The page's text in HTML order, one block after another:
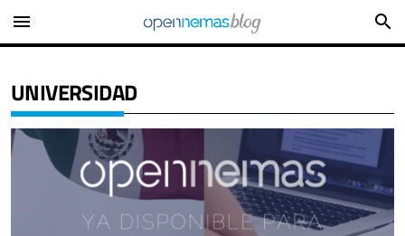
menu search
UNIVERSIDAD